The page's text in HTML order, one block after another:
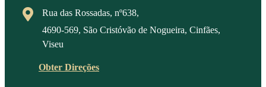
Rua das Rossadas, nº638,
4690-569, São Cristóvão de Nogueira, Cinfães,
Viseu
Obter Direções